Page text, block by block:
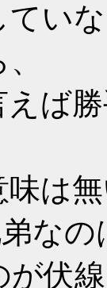
てい
ば
味は
な
が伏